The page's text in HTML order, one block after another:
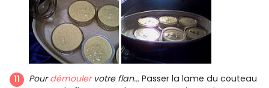
Pourdémoulervotre flan... Passer la lame du couteau